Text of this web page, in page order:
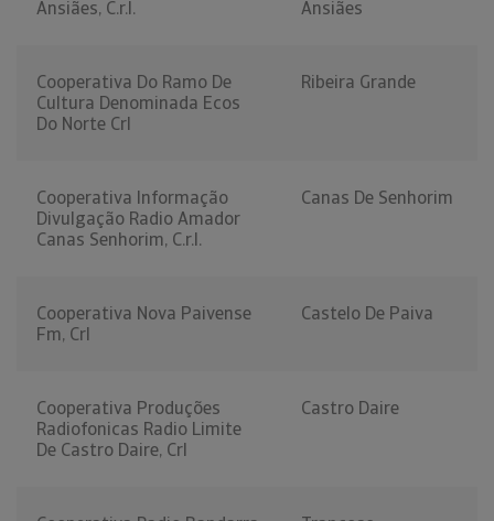
Ansiães, C.r.l. Ansiães
Cooperativa Do Ramo De
Cultura Denominada Ecos
Do Norte Crl
Ribeira Grande
Cooperativa Informação
Divulgação Radio Amador
Canas Senhorim, C.r.l.
Canas De Senhorim
Cooperativa Nova Paivense
Fm, Crl
Castelo De Paiva
Cooperativa Produções
Radiofonicas Radio Limite
De Castro Daire, Crl
Castro Daire